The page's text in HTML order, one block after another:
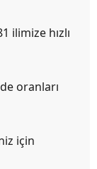
ilimize hızlı
oranları
için